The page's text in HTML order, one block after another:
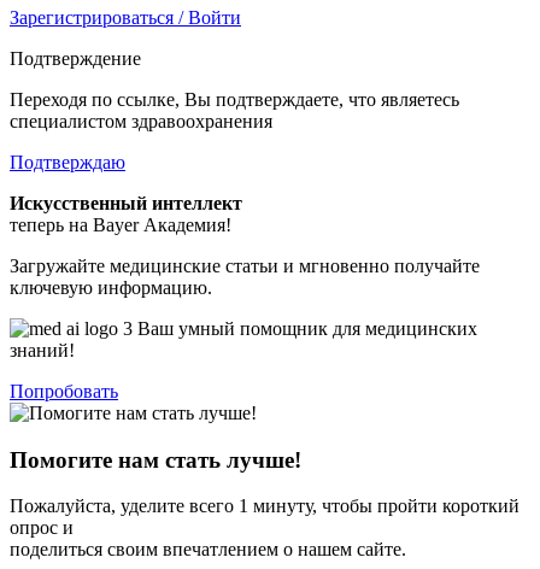
Зарегистрироваться / Войти
Подтверждение
Переходя по ссылке, Вы подтверждаете, что являетесь
специалистом здравоохранения
Подтверждаю
Искусственный интеллект
теперь на Bayer Академия!
Загружайте медицинские статьи и мгновенно получайте
ключевую информацию.
Ваш умный помощник для медицинских
знаний!
Попробовать
Помогите нам стать лучше!
Пожалуйста, уделите всего 1 минуту, чтобы пройти короткий
опрос и
поделиться своим впечатлением о нашем сайте.